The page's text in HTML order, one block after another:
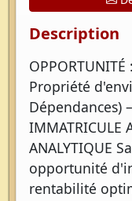
Description
Propriété
Dépendances)
IMMATRICULE
ANALYTIQUE
opportunité
rentabilité